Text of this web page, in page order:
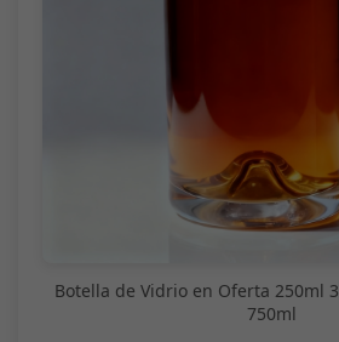
Botella de Vidrio en Oferta 250ml
750ml